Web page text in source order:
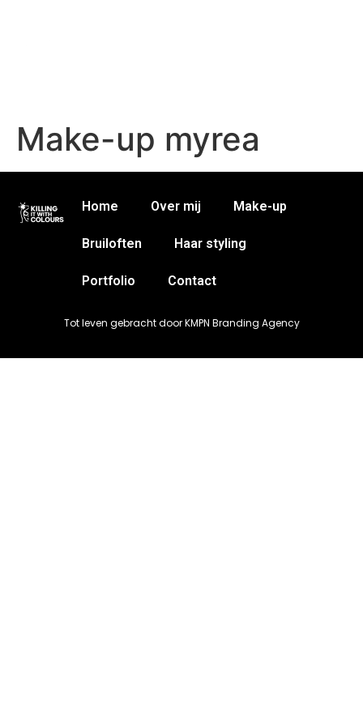
Make-up myrea
Home Over mij Make-up
Bruiloften Haar styling
Portfolio Contact
Tot leven gebracht door KMPN Branding Agency